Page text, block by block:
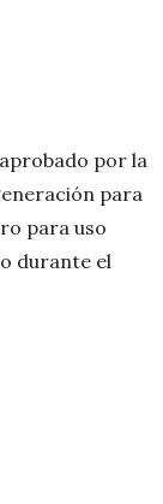
por la
para
para uso
durante el